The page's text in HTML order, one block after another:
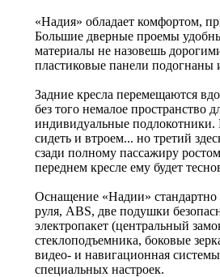
«Надия» обладает комфортом,
Большие дверные проемы
материалы не назовешь
пластиковые панели подогнаны
Задние кресла перемещаются
без того немалое пространство
индивидуальные
сидеть и втроем... но третий
сзади полному пассажиру
переднем кресле ему будет
Оснащение «Надии»
руля, ABS, две подушки
электропакет (центральный
стеклоподъемника, боковые
видео- и навигационная
специальных настроек.